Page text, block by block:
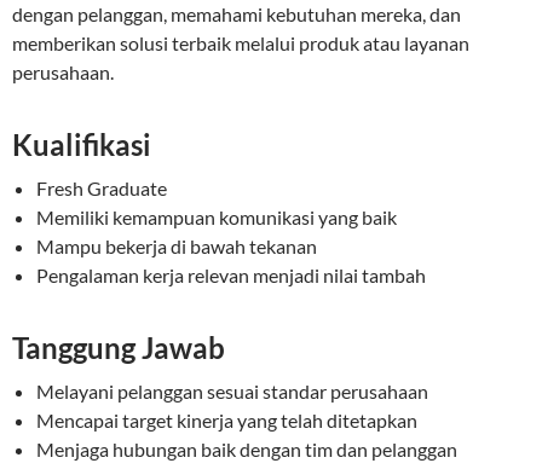
dengan pelanggan, memahami kebutuhan mereka, dan
memberikan solusi terbaik melalui produk atau layanan
perusahaan.
Kualifikasi
Fresh Graduate
Memiliki kemampuan komunikasi yang baik
Mampu bekerja di bawah tekanan
Pengalaman kerja relevan menjadi nilai tambah
Tanggung Jawab
Melayani pelanggan sesuai standar perusahaan
Mencapai target kinerja yang telah ditetapkan
Menjaga hubungan baik dengan tim dan pelanggan